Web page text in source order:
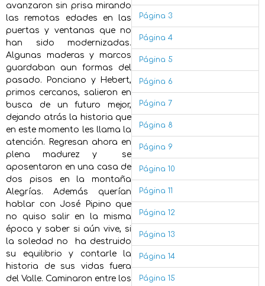
Página 3
Página 4
Página 5
Página 6
Página 7
Página 8
Página 9
Página 10
Página 11
Página 12
Página 13
Página 14
Página 15
avanzaron sin prisa mirando
las remotas edades en las
puertas y ventanas que no
han sido modernizadas.
Algunas maderas y marcos
guardaban aun formas del
pasado. Ponciano y Hebert,
primos cercanos, salieron en
busca de un futuro mejor,
dejando atrás la historia que
en este momento les llama la
atención. Regresan ahora en
plena madurez y se
aposentaron en una casa de
dos pisos en la montaña
Alegrías. Además querían
hablar con José Pipino que
no quiso salir en la misma
época y saber si aún vive, si
la soledad no ha destruido
su equilibrio y contarle la
historia de sus vidas fuera
del Valle. Caminaron entre los